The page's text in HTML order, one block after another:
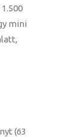
mini
(63